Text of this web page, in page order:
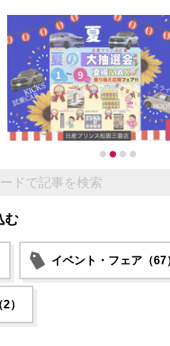
注目のブログ
々❢❢ NEW
／展示中
む
イベント・フェア（67
）